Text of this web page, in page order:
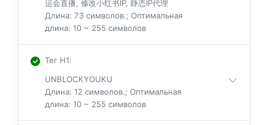
运会直播, 修改小红书IP, 静态IP代理
Длина: 73 символов.; Оптимальная
длина: 10 ~ 255 символов
Тег H1:
UNBLOCKYOUKU
Длина: 12 символов.; Оптимальная
длина: 10 ~ 255 символов